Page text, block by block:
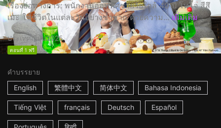
เรื่องย่อทางการ: พนักงานออฟฟิศชายวัยใกล้ 40 ปี โทโจ สีสึ
เมะ ใช้ชีวิตในแต่ละวันอย่างซ้ำซาก ด้วยความ... เพิ่มเติม
ประเทศญี่ปุ่น2025
ตอนที่ 1 ฟรี
คำบรรยาย
English
繁體中文 简体中文 Bahasa Indonesia
Tiếng Việt français Deutsch Español